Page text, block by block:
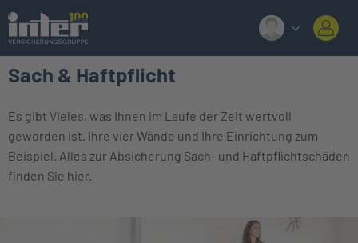
Sach & Haftpflicht
Es gibt Vieles, was Ihnen im Laufe der Zeit wertvoll
geworden ist. Ihre vier Wände und Ihre Einrichtung zum
Beispiel. Alles zur Absicherung Sach- und Haftpflichtschäden
finden Sie hier.